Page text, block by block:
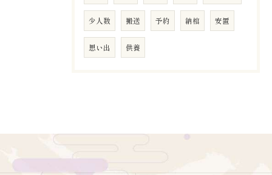
少人数 搬送 予約 納棺 安置
思い出 供養